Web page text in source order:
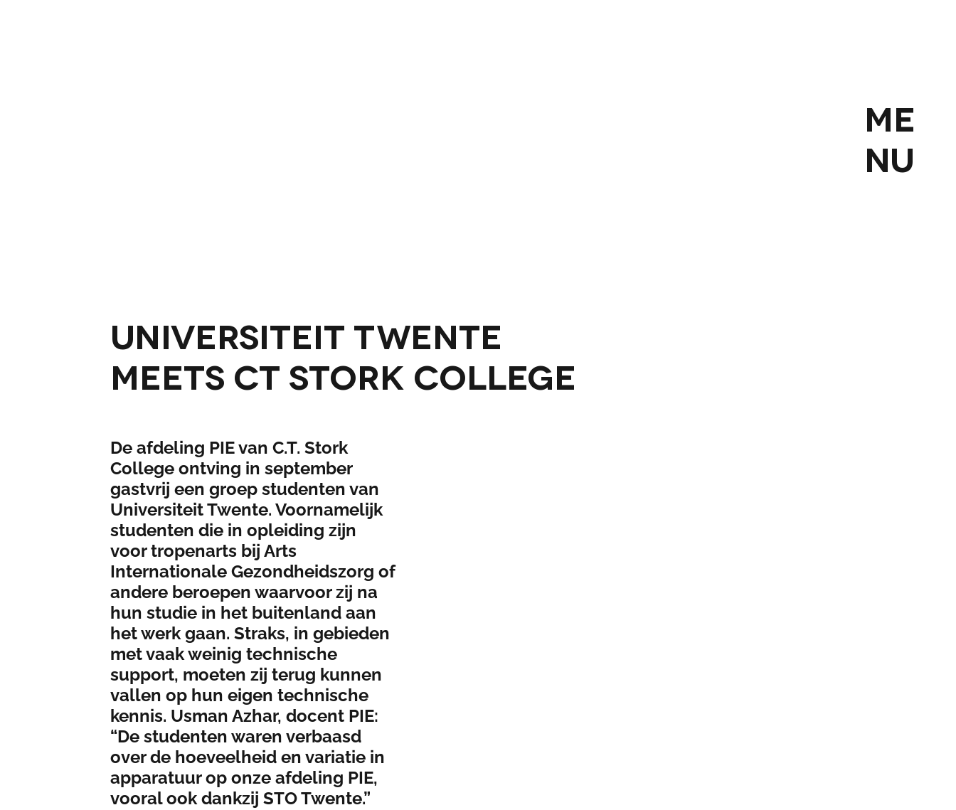
Universiteit Twente
MEETS CT Stork College
De afdeling PIE van C.T. Stork
College ontving in september
gastvrij een groep studenten van
Universiteit Twente. Voornamelijk
studenten die in opleiding zijn
voor tropenarts bij Arts
Internationale Gezondheidszorg of
andere beroepen waarvoor zij na
hun studie in het buitenland aan
het werk gaan. Straks, in gebieden
met vaak weinig technische
support, moeten zij terug kunnen
vallen op hun eigen technische
kennis. Usman Azhar, docent PIE:
“De studenten waren verbaasd
over de hoeveelheid en variatie in
apparatuur op onze afdeling PIE,
vooral ook dankzij STO Twente.”
ME
NU